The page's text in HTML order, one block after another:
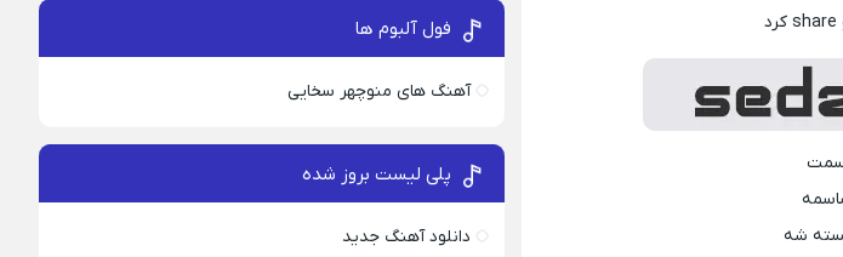
شه
فول آلبوم ها
آهنگ های منوچهر سخایی
پلی لیست بروز شده
دانلود آهنگ جدید